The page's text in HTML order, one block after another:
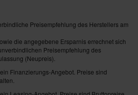
Preisempfehlung des Herstellers am
die angegebene Ersparnis errechnet sich
Preisempfehlung des
(Neupreis).
Finanzierungs-Angebot. Preise sind